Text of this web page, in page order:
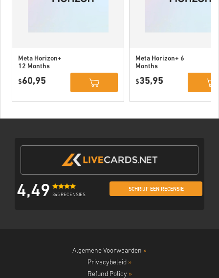
Meta Horizon+
12 Months
USA
$60,95
Meta Horizon+ 6
Months
USA
$35,95
4,49 345 RECENSIES
SCHRIJF EEN RECENSIE
Algemene Voorwaarden »
Privacybeleid »
Refund Policy »